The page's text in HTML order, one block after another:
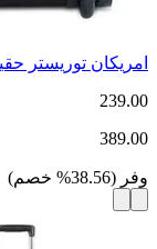
امريكان توريستر
239.00
389.00
وفر (
38.56
% خصم)